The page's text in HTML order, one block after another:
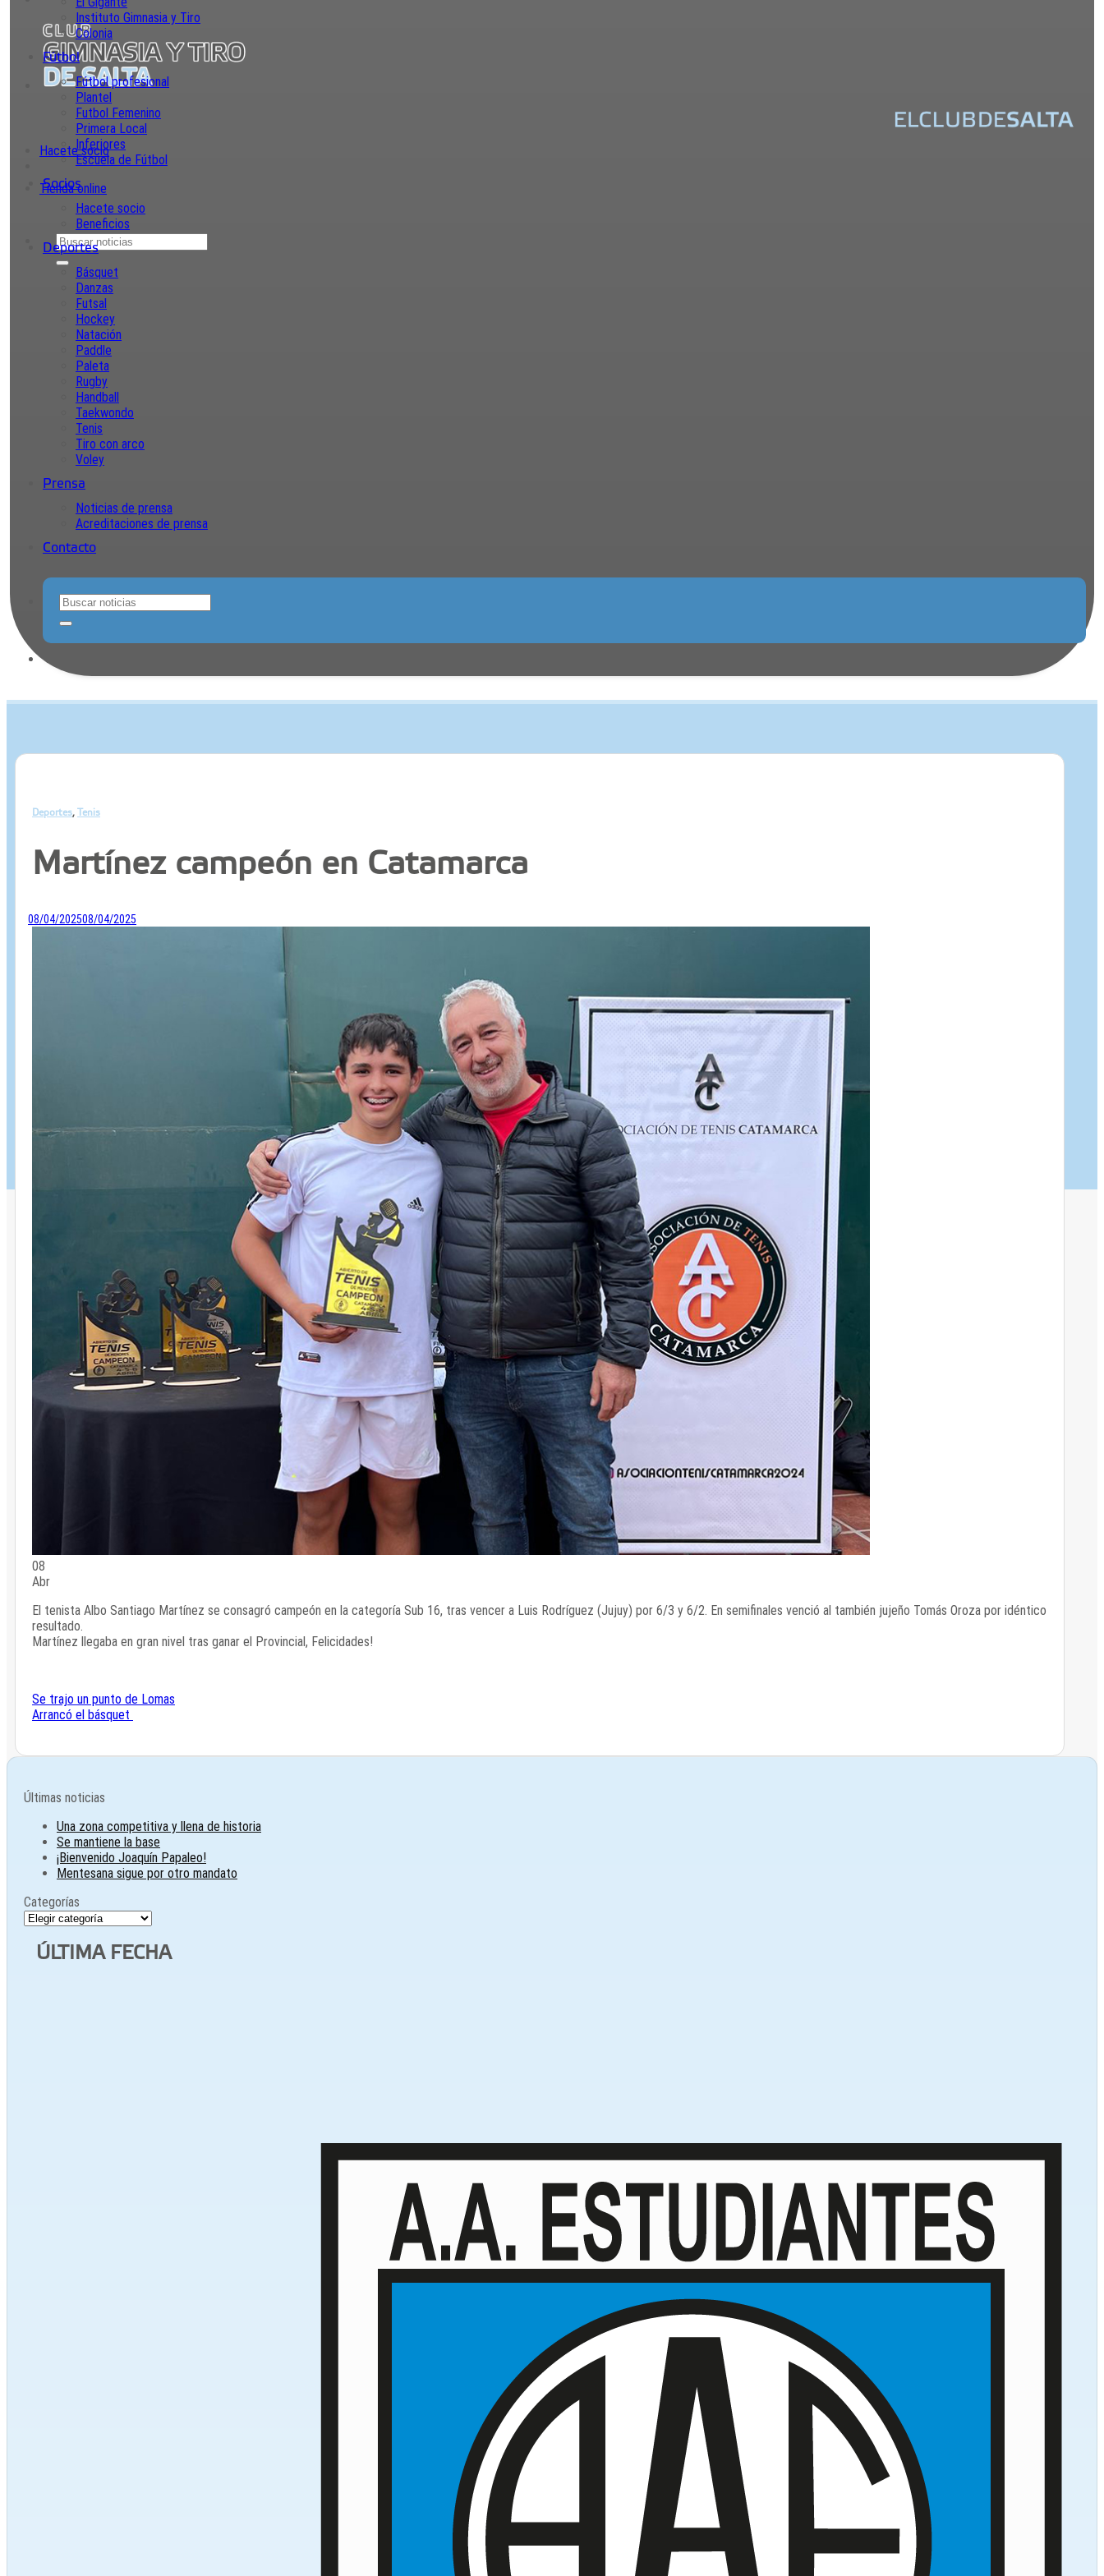
Hacete socio
Tienda online
Instituto Gimnasia y Tiro
Colonia
Fútbol
Fútbol profesional
Plantel
Futbol Femenino
Primera Local
Inferiores
Escuela de Fútbol
Socios
Hacete socio
Beneficios
Deportes
Básquet
Danzas
Futsal
Hockey
Natación
Paddle
Paleta
Rugby
Handball
Taekwondo
Tenis
Tiro con arco
Voley
Prensa
Noticias de prensa
Acreditaciones de prensa
Contacto
Deportes, Tenis
Martínez campeón en Catamarca
08/04/202508/04/2025
08
Abr
El tenista Albo Santiago Martínez se consagró campeón en la categoría Sub 16, tras vencer a Luis Rodríguez (Jujuy) por 6/3 y 6/2. En semifinales venció al también jujeño Tomás Oroza por idéntico
resultado.
Martínez llegaba en gran nivel tras ganar el Provincial, Felicidades!
Se trajo un punto de Lomas
Arrancó el básquet
Últimas noticias
Una zona competitiva y llena de historia
Se mantiene la base
¡Bienvenido Joaquín Papaleo!
Mentesana sigue por otro mandato
Categorías
Categorías
ÚLTIMA FECHA